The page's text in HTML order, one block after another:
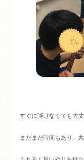
すぐに弾けなくても大丈
まだまだ時間もあり、